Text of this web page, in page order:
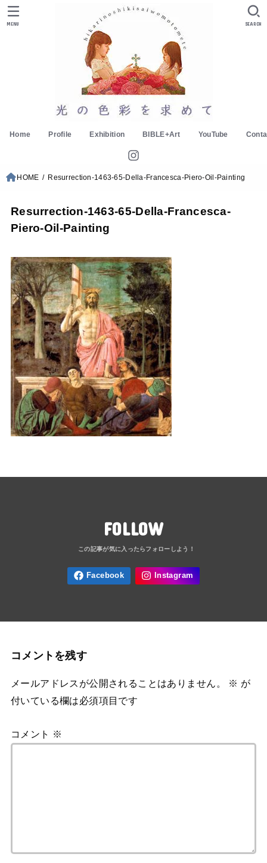
Home Profile Exhibition BIBLE+Art YouTube
SEARCH
MENU
HOME Resurrection-1463-65-Della-Francesca-Piero-Oil-Painting
Resurrection-1463-65-Della-Francesca-
Piero-Oil-Painting
FOLLOW
コメントを残す
メールアドレスが公開されることはありません。 ※ が
付いている欄は必須項目です
コメント ※